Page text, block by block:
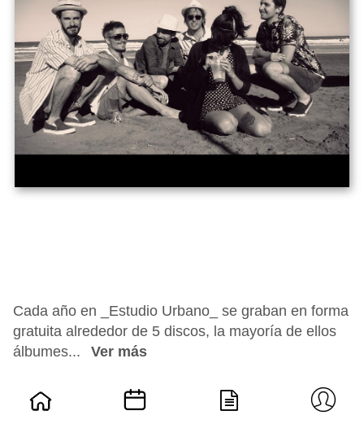
Cada año en _Estudio Urbano_ se graban en forma
gratuita alrededor de 5 discos, la mayoría de ellos
álbumes...
Ver más